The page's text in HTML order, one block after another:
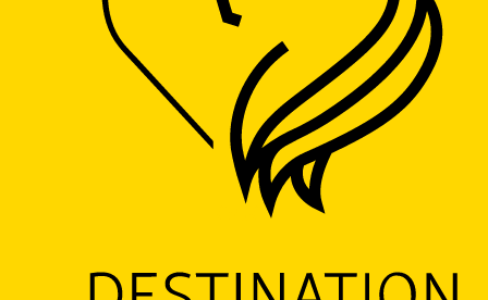
LOGO
CUISINE GASTRONOMIQUE
CUISINE RÉGIONALE
CUISINE TRADITIONNELLE
PRODUITS RÉGIONAUX
20 Rue de la Clef, 59190 Hazebrouck
Ajouter aux favoris